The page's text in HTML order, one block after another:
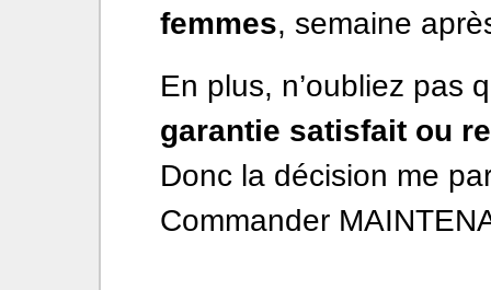
femmes, semaine
En plus, n’oubliez pas
garantie satisfait ou
Donc la décision me
Commander